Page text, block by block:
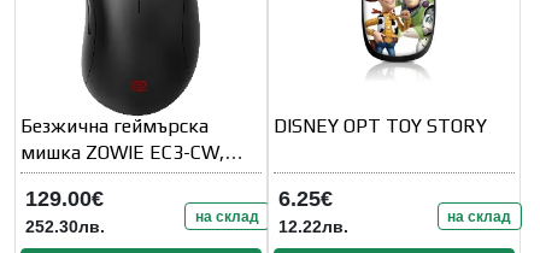
Безжична геймърска
мишка ZOWIE EC3-CW,
Черен
129.00€
252.30лв. на склад
DISNEY OPT TOY STORY
6.25€
12.22лв. на склад